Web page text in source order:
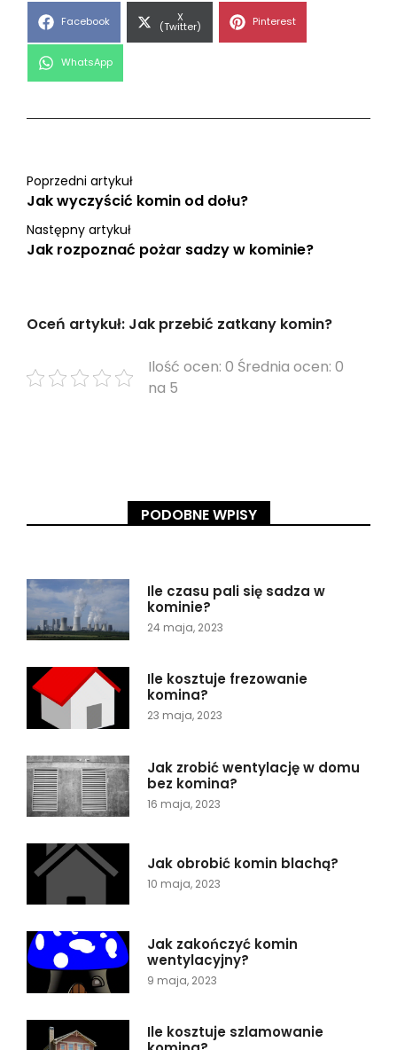
Share
Facebook Share
on
X
(Twitter) Share
Pinterest
Share
WhatsApp
Poprzedni artykuł
Jak wyczyścić komin od dołu?
Następny artykuł
Jak rozpoznać pożar sadzy w kominie?
Oceń artykuł: Jak przebić zatkany komin?
Ilość ocen: 0 Średnia ocen: 0
na 5
PODOBNE WPISY
Ile czasu pali się sadza w
kominie?
24 maja, 2023
Ile kosztuje frezowanie
komina?
23 maja, 2023
Jak zrobić wentylację w domu
bez komina?
16 maja, 2023
Jak obrobić komin blachą?
10 maja, 2023
Jak zakończyć komin
wentylacyjny?
9 maja, 2023
Ile kosztuje szlamowanie